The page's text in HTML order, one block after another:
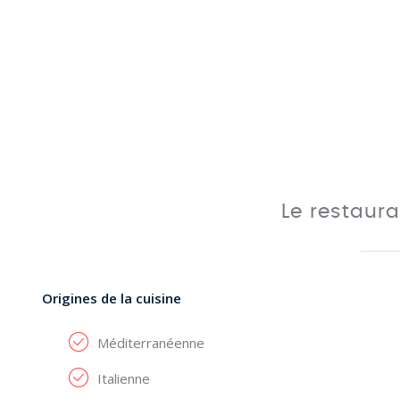
Le
Origines de la cuisine
Méditerranéenne
Italienne